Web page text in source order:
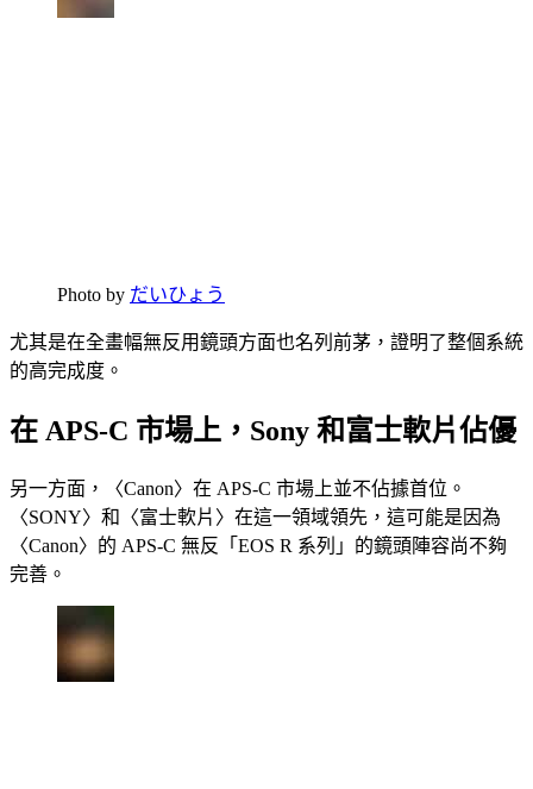
Photo by だいひょう
尤其是在全畫幅無反用鏡頭方面也名列前茅，證明了整個系統
的高完成度。
在 APS-C 市場上，Sony 和富士軟片佔優
另一方面，〈Canon〉在 APS-C 市場上並不佔據首位。
〈SONY〉和〈富士軟片〉在這一領域領先，這可能是因為
〈Canon〉的 APS-C 無反「EOS R 系列」的鏡頭陣容尚不夠
完善。